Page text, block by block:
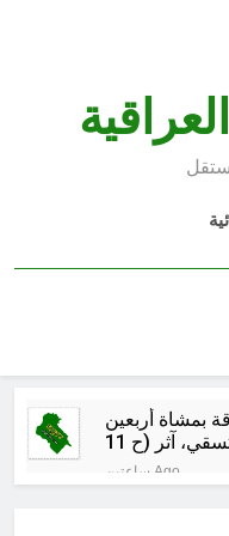
بمشاة أربعين
ساعتين Ago